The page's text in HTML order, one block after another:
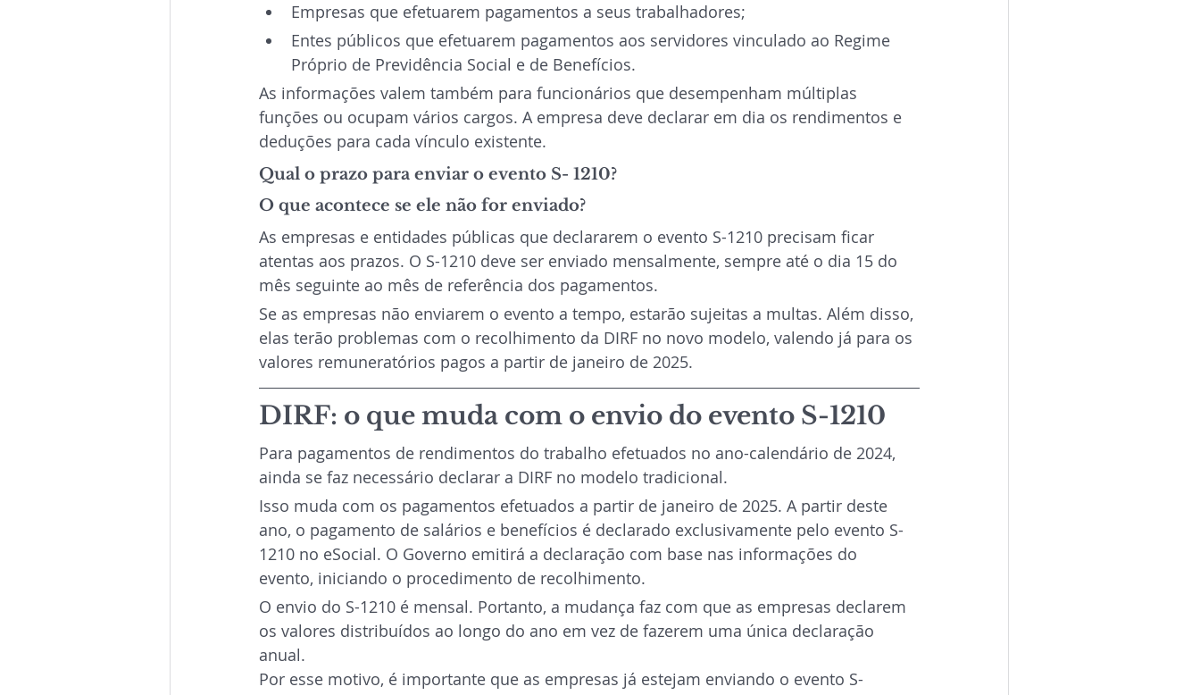
Empresas que efetuarem pagamentos a seus trabalhadores;
Entes públicos que efetuarem pagamentos aos servidores vinculado ao Regime
Próprio de Previdência Social e de Benefícios.
As informações valem também para funcionários que desempenham múltiplas
funções ou ocupam vários cargos. A empresa deve declarar em dia os rendimentos e
deduções para cada vínculo existente.
Qual o prazo para enviar o evento S- 1210?
O que acontece se ele não for enviado?
As empresas e entidades públicas que declararem o evento S-1210 precisam ficar
atentas aos prazos. O S-1210 deve ser enviado mensalmente, sempre até o dia 15 do
mês seguinte ao mês de referência dos pagamentos.
Se as empresas não enviarem o evento a tempo, estarão sujeitas a multas. Além disso,
elas terão problemas com o recolhimento da DIRF no novo modelo, valendo já para os
valores remuneratórios pagos a partir de janeiro de 2025.
DIRF: o que muda com o envio do evento S-1210
Para pagamentos de rendimentos do trabalho efetuados no ano-calendário de 2024,
ainda se faz necessário declarar a DIRF no modelo tradicional.
Isso muda com os pagamentos efetuados a partir de janeiro de 2025. A partir deste
ano, o pagamento de salários e benefícios é declarado exclusivamente pelo evento S-
1210 no eSocial. O Governo emitirá a declaração com base nas informações do
evento, iniciando o procedimento de recolhimento.
O envio do S-1210 é mensal. Portanto, a mudança faz com que as empresas declarem
os valores distribuídos ao longo do ano em vez de fazerem uma única declaração
anual.
Por esse motivo, é importante que as empresas já estejam enviando o evento S-